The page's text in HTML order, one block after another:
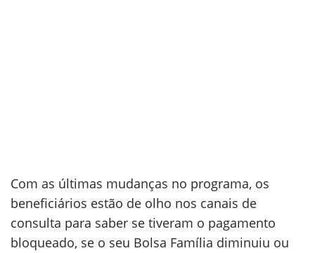
Com as últimas mudanças no programa, os
beneficiários estão de olho nos canais de
consulta para saber se tiveram o pagamento
bloqueado, se o seu Bolsa Família diminuiu ou